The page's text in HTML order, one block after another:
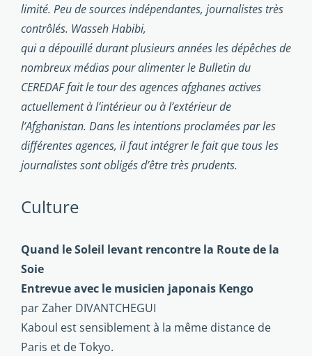
limité. Peu de sources indépendantes, journalistes très
contrôlés. Wasseh Habibi,
qui a dépouillé durant plusieurs années les dépêches de
nombreux médias pour alimenter le Bulletin du
CEREDAF fait le tour des agences afghanes actives
actuellement à l’intérieur ou à l’extérieur de
l’Afghanistan. Dans les intentions proclamées par les
différentes agences, il faut intégrer le fait que tous les
journalistes sont obligés d’être très prudents.
Culture
Quand le Soleil levant rencontre la Route de la
Soie
Entrevue avec le musicien japonais Kengo
par Zaher DIVANTCHEGUI
Kaboul est sensiblement à la même distance de
Paris et de Tokyo.